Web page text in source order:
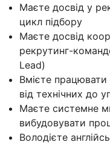
Маєте досвід у
цикл підбору
Маєте досвід
рекрутинг-
Lead)
Вмієте
від технічних до
Маєте системне
вибудовувати
Володієте